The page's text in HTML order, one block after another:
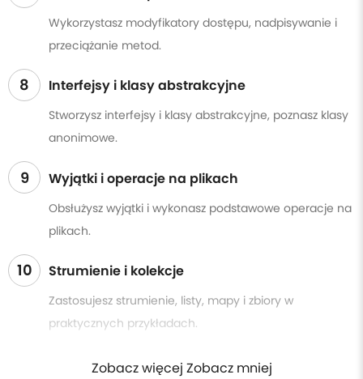
Wykorzystasz modyfikatory dostępu, nadpisywanie i
przeciążanie metod.
8 Interfejsy i klasy abstrakcyjne
Stworzysz interfejsy i klasy abstrakcyjne, poznasz klasy
anonimowe.
9 Wyjątki i operacje na plikach
Obsłużysz wyjątki i wykonasz podstawowe operacje na
plikach.
10 Strumienie i kolekcje
Zastosujesz strumienie, listy, mapy i zbiory w
praktycznych przykładach.
Zobacz więcej Zobacz mniej